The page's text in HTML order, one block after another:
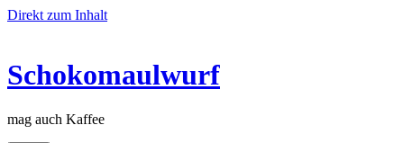
Direkt zum Inhalt
Schokomaulwurf
mag auch Kaffee